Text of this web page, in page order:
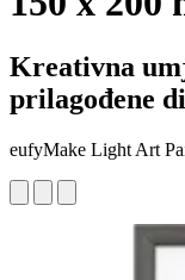
Kreativna
prilagođene
eufyMake Light Art